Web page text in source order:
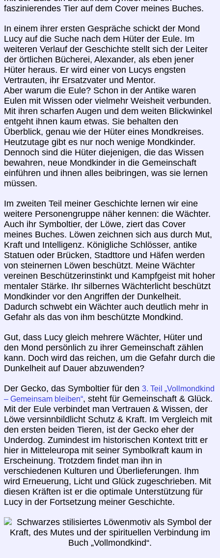
faszinierendes Tier auf dem Cover meines Buches.
In einem ihrer ersten Gespräche schickt der Mond
Lucy auf die Suche nach dem Hüter der Eule. Im
weiteren Verlauf der Geschichte stellt sich der Leiter
der örtlichen Bücherei, Alexander, als eben jener
Hüter heraus. Er wird einer von Lucys engsten
Vertrauten, ihr Ersatzvater und Mentor.
Aber warum die Eule? Schon in der Antike waren
Eulen mit Wissen oder vielmehr Weisheit verbunden.
Mit ihren scharfen Augen und dem weiten Blickwinkel
entgeht ihnen kaum etwas. Sie behalten den
Überblick, genau wie der Hüter eines Mondkreises.
Heutzutage gibt es nur noch wenige Mondkinder.
Dennoch sind die Hüter diejenigen, die das Wissen
bewahren, neue Mondkinder in die Gemeinschaft
einführen und ihnen alles beibringen, was sie lernen
müssen.
Im zweiten Teil meiner Geschichte lernen wir eine
weitere Personengruppe näher kennen: die Wächter.
Auch ihr Symboltier, der Löwe, ziert das Cover
meines Buches. Löwen zeichnen sich aus durch Mut,
Kraft und Intelligenz. Königliche Schlösser, antike
Statuen oder Brücken, Stadttore und Häfen werden
von steinernen Löwen beschützt. Meine Wächter
vereinen Beschützerinstinkt und Kampfgeist mit hoher
mentaler Stärke. Ihr silbernes Wächterlicht beschützt
Mondkinder vor den Angriffen der Dunkelheit.
Dadurch schwebt ein Wächter auch deutlich mehr in
Gefahr als das von ihm beschützte Mondkind.
Gut, dass Lucy gleich mehrere Wächter, Hüter und
den Mond persönlich zu ihrer Gemeinschaft zählen
kann. Doch wird das reichen, um die Gefahr durch die
Dunkelheit auf Dauer abzuwenden?
Der Gecko, das Symboltier für den 3. Teil „Vollmondkind
– Gemeinsam bleiben“, steht für Gemeinschaft & Glück.
Mit der Eule verbindet man Vertrauen & Wissen, der
Löwe versinnbildlicht Schutz & Kraft. Im Vergleich mit
den ersten beiden Tieren, ist der Gecko eher der
Underdog. Zumindest im historischen Kontext tritt er
hier in Mitteleuropa mit seiner Symbolkraft kaum in
Erscheinung. Trotzdem findet man ihn in
verschiedenen Kulturen und Überlieferungen. Ihm
wird Erneuerung, Licht und Glück zugeschrieben. Mit
diesen Kräften ist er die optimale Unterstützung für
Lucy in der Fortsetzung meiner Geschichte.